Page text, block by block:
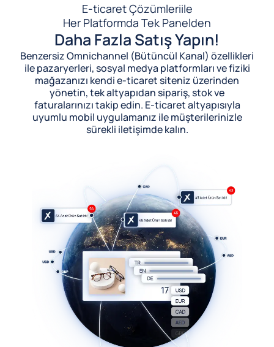
E-ticaret Çözümleriile
Her Platformda Tek Panelden
Daha Fazla Satış Yapın!
Benzersiz Omnichannel (Bütüncül Kanal) özellikleri
ile pazaryerleri, sosyal medya platformları ve fiziki
mağazanızı kendi e-ticaret siteniz üzerinden
yönetin, tek altyapıdan sipariş, stok ve
faturalarınızı takip edin. E-ticaret altyapısıyla
uyumlu mobil uygulamanız ile müşterilerinizle
sürekli iletişimde kalın.